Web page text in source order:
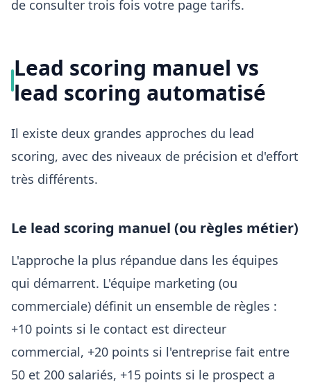
de consulter trois fois votre page tarifs.
Lead scoring manuel vs
lead scoring automatisé
Il existe deux grandes approches du lead
scoring, avec des niveaux de précision et d'effort
très différents.
Le lead scoring manuel (ou règles métier)
L'approche la plus répandue dans les équipes
qui démarrent. L'équipe marketing (ou
commerciale) définit un ensemble de règles :
+10 points si le contact est directeur
commercial, +20 points si l'entreprise fait entre
50 et 200 salariés, +15 points si le prospect a